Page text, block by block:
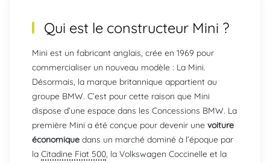
Qui est le constructeur Mini ?
Mini est un fabricant anglais, crée en 1969 pour
commercialiser un nouveau modèle : La Mini.
Désormais, la marque britannique appartient au
groupe BMW. C’est pour cette raison que Mini
dispose d’une espace dans les Concessions BMW. La
première Mini a été conçue pour devenir une voiture
économique dans un marché dominé à l’époque par
la Citadine Fiat 500, la Volkswagen Coccinelle et la